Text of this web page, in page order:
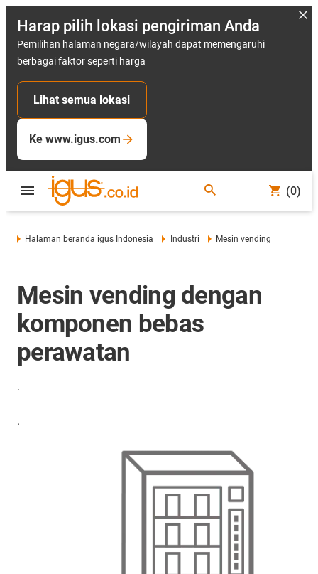
Harap pilih lokasi pengiriman Anda
Pemilihan halaman negara/wilayah dapat memengaruhi
berbagai faktor seperti harga
Lihat semua lokasi
Ke www.igus.com
(0)
Halaman beranda igus Indonesia Industri Mesin vending
Mesin vending dengan
komponen bebas
perawatan
.
.